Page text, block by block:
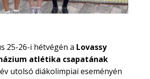
25-26-i hétvégén a Lovassy
atlétika csapatának
utolsó diákolimpiai eseményén